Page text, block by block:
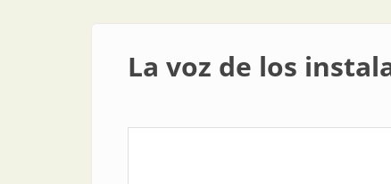
La voz de los